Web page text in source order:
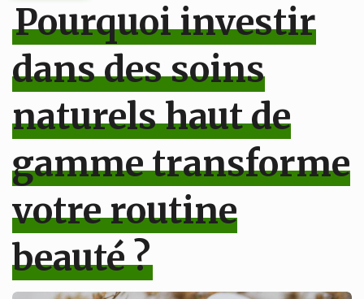
Pourquoi investir
dans des soins
naturels haut de
gamme transforme
votre routine
beauté ?